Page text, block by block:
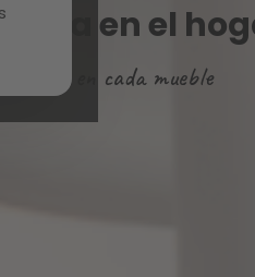
en el
y valor en cada mueble